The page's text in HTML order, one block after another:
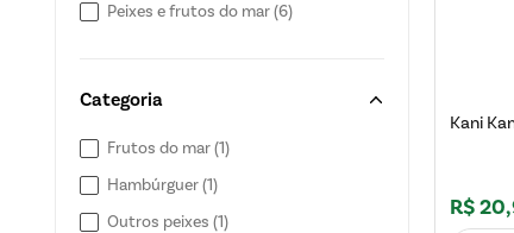
Peixes e frutos do mar (6)
Categoria
Frutos do mar (1)
Hambúrguer (1)
Outros peixes (1)
Kani
R$20,